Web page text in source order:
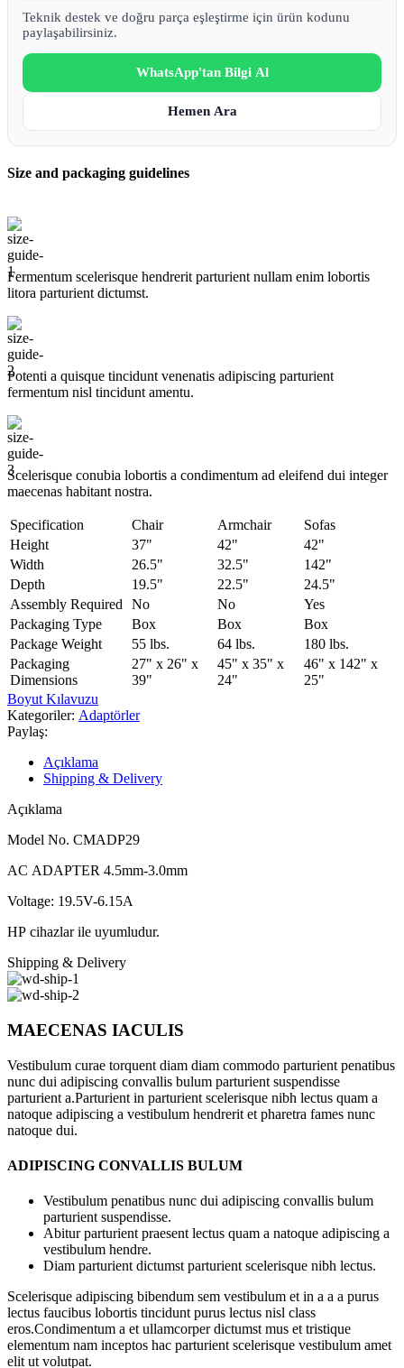
Teknik destek ve doğru parça eşleştirme için ürün kodunu
paylaşabilirsiniz.
WhatsApp'tan Bilgi Al
Hemen Ara
Size and packaging guidelines
Fermentum scelerisque hendrerit parturient nullam enim lobortis
litora parturient dictumst.
Potenti a quisque tincidunt venenatis adipiscing parturient
fermentum nisl tinciduntamentu.
Scelerisque conubia lobortis a condimentum ad eleifend dui integer
maecenas habitant nostra.
Specification Chair Armchair
Sofas
Height
37" 42"
42"
Width
26.5" 32.5"
142"
Depth
19.5" 22.5"
24.5"
Assembly Required No No
Yes
Packaging Type
Box Box
Box
Package Weight
55 lbs. 64 lbs.
180 lbs.
Packaging
Dimensions
27" x 26" x
39"
45" x 35" x
24"
46" x 142" x
25"
Boyut Kılavuzu
Kategoriler: Adaptörler
Paylaş:
Açıklama
Shipping & Delivery
Açıklama
Model No. CMADP29
AC ADAPTER 4.5mm-3.0mm
Voltage: 19.5V-6.15A
HP cihazlar ile uyumludur.
Shipping & Delivery
MAECENAS IACULIS
Vestibulum curae torquent diam diam commodo parturient penatibus
nunc dui adipiscing convallis bulum parturient suspendisse
parturient a.Parturient in parturient scelerisque nibh lectus quam a
natoque adipiscing a vestibulum hendrerit et pharetra fames nunc
natoque dui.
ADIPISCING CONVALLIS BULUM
Vestibulum penatibus nunc dui adipiscing convallis bulum
parturient suspendisse.
Abitur parturient praesent lectus quam a natoque adipiscing a
vestibulum hendre.
Diam parturient dictumst parturient scelerisque nibh lectus.
Scelerisque adipiscing bibendum sem vestibulum et in a a a purus
lectus faucibus lobortis tincidunt purus lectus nisl class
eros.Condimentum a et ullamcorper dictumst mus et tristique
elementum nam inceptos hac parturient scelerisque vestibulum amet
elit ut volutpat.